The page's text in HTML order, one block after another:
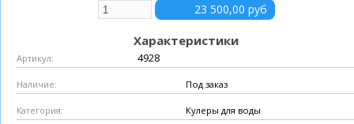
Характеристики
Артикул: 4928
Наличие: Под заказ
Категория: Кулеры для воды